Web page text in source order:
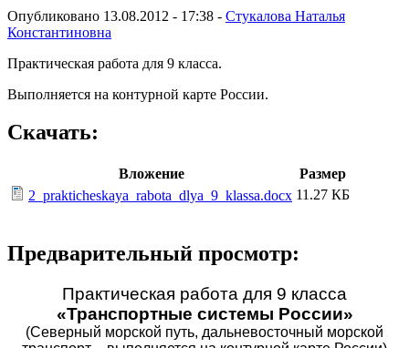
Опубликовано 13.08.2012 - 17:38 - Стукалова Наталья
Константиновна
Практическая работа для 9 класса.
Выполняется на контурной карте России.
Скачать:
Вложение
Размер
2_prakticheskaya_rabota_dlya_9_klassa.docx 11.27 КБ
Предварительный просмотр:
Практическая работа для 9 класса
«Транспортные системы России»
(Северный морской путь, дальневосточный морской